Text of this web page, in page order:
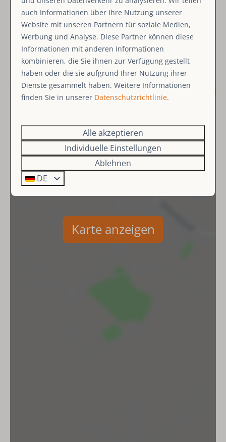
Einrichtungen
Trockengestell
Staubsauger
Reinigungsmittel
Standort
am Rande des Waldes
Wohnbereich
Schlafsofa
Sitzbereich
Essbereich
Smart TV
Schlafzimmer
Doppelbett: 1
Karte anzeigen
auch Informationen über Ihre Nutzung unserer
Website mit unseren Partnern für soziale Medien,
Werbung und Analyse. Diese Partner können diese
Informationen mit anderen Informationen
kombinieren, die Sie ihnen zur Verfügung gestellt
haben oder die sie aufgrund Ihrer Nutzung ihrer
Dienste gesammelt haben. Weitere Informationen
finden Sie in unserer Datenschutzrichtlinie.
Alle akzeptieren
Individuelle Einstellungen
Ablehnen
DE